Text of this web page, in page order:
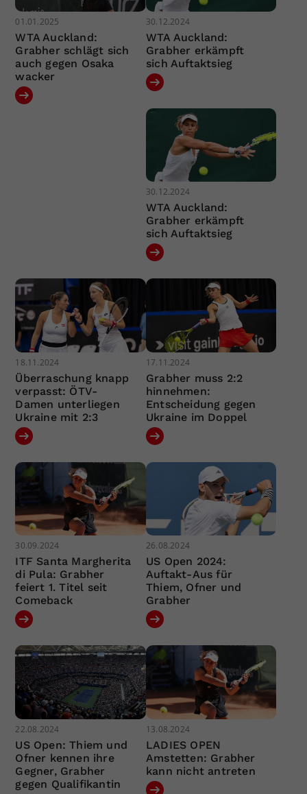
01.01.2025
WTA Auckland:
Grabher schlägt sich
auch gegen Osaka
wacker
30.12.2024
WTA Auckland:
Grabher erkämpft
sich Auftaktsieg
30.12.2024
WTA Auckland:
Grabher erkämpft
sich Auftaktsieg
18.11.2024
Überraschung knapp
verpasst: ÖTV-
Damen unterliegen
Ukraine mit 2:3
17.11.2024
Grabher muss 2:2
hinnehmen:
Entscheidung gegen
Ukraine im Doppel
30.09.2024
ITF Santa Margherita
di Pula: Grabher
feiert 1. Titel seit
Comeback
26.08.2024
US Open 2024:
Auftakt-Aus für
Thiem, Ofner und
Grabher
22.08.2024
US Open: Thiem und
Ofner kennen ihre
Gegner, Grabher
gegen Qualifikantin
13.08.2024
LADIES OPEN
Amstetten: Grabher
kann nicht antreten